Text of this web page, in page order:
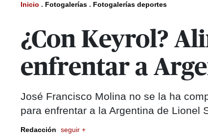
Inicio . Fotogalerías . Fotogalerías deportes
¿Con Keyrol?
enfrentar a
José Francisco Molina no se la ha
para enfrentar a la Argentina de Lionel
Redacción
seguir +